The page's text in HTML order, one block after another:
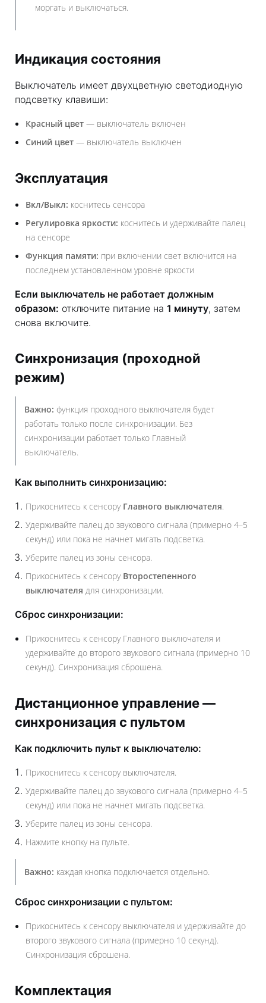
моргать и выключаться.
Индикация состояния
Выключатель имеет двухцветную светодиодную
подсветку клавиши:
Красный цвет — выключатель включен
Синий цвет — выключатель выключен
Эксплуатация
Вкл/Выкл: коснитесь сенсора
Регулировка яркости: коснитесь и удерживайте палец
на сенсоре
Функция памяти: при включении свет включится на
последнем установленном уровне яркости
Если выключатель не работает должным
образом: отключите питание на 1 минуту, затем
снова включите.
Синхронизация (проходной
режим)
Важно: функция проходного выключателя будет
работать только после синхронизации. Без
синхронизации работает только Главный
выключатель.
Как выполнить синхронизацию:
Прикоснитесь к сенсору Главного выключателя.
Удерживайте палец до звукового сигнала (примерно 4–5
секунд) или пока не начнет мигать подсветка.
Уберите палец из зоны сенсора.
Прикоснитесь к сенсору Второстепенного
выключателя для синхронизации.
Сброс синхронизации:
Прикоснитесь к сенсору Главного выключателя и
удерживайте до второго звукового сигнала (примерно 10
секунд). Синхронизация сброшена.
Дистанционное управление —
синхронизация с пультом
Как подключить пульт к выключателю:
Прикоснитесь к сенсору выключателя.
Удерживайте палец до звукового сигнала (примерно 4–5
секунд) или пока не начнет мигать подсветка.
Уберите палец из зоны сенсора.
Нажмите кнопку на пульте.
Важно: каждая кнопка подключается отдельно.
Сброс синхронизации с пультом:
Прикоснитесь к сенсору выключателя и удерживайте до
второго звукового сигнала (примерно 10 секунд).
Синхронизация сброшена.
Комплектация